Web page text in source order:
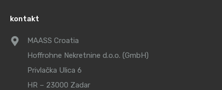
kontakt
MAASS Croatia
Hoffrohne Nekretnine d.o.o. (GmbH)
Privlačka Ulica 6
HR – 23000 Zadar